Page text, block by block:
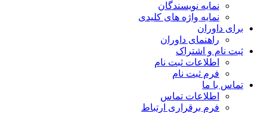
نمایه نویسندگان
نمایه واژه های کلیدی
برای داوران
راهنمای داوران
ثبت نام و اشتراک
اطلاعات ثبت نام
فرم ثبت نام
تماس با ما
اطلاعات تماس
فرم برقراری ارتباط